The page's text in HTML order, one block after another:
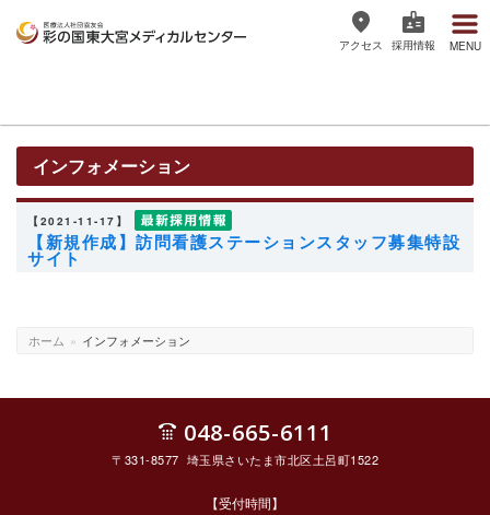
メディカルセンター
アクセス 採用情報 MENU
インフォメーション
【2021-11-17】
【新規作成】訪問看護ステーションスタッフ募集特設
サイト
ホーム » インフォメーション
048-665-6111
〒331-8577 埼玉県さいたま市北区土呂町1522
【受付時間】